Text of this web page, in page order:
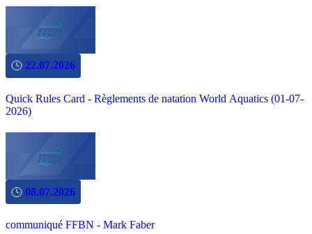
22.07.2026
Quick Rules Card - Règlements de natation World Aquatics (01-07-
2026)
08.07.2026
communiqué FFBN - Mark Faber